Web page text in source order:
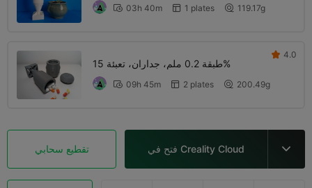
 03h 40m  1 plates  119.17g
طبقة 0.2 ملم، جداران، تعبئة 15%
 09h 45m  2 plates  200.49g
 4.0
تقطيع سحابي فتح في Creality Cloud 